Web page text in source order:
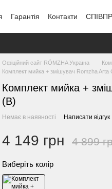
Гарантія Контакти
Офіційний сайт RÓMZHA Україна
Комплект мийка + змішувач Romzha Arta
Комплект мийка +
(B)
Немає в наявності Написати відгук
4 149 грн 4 899
Виберіть колір